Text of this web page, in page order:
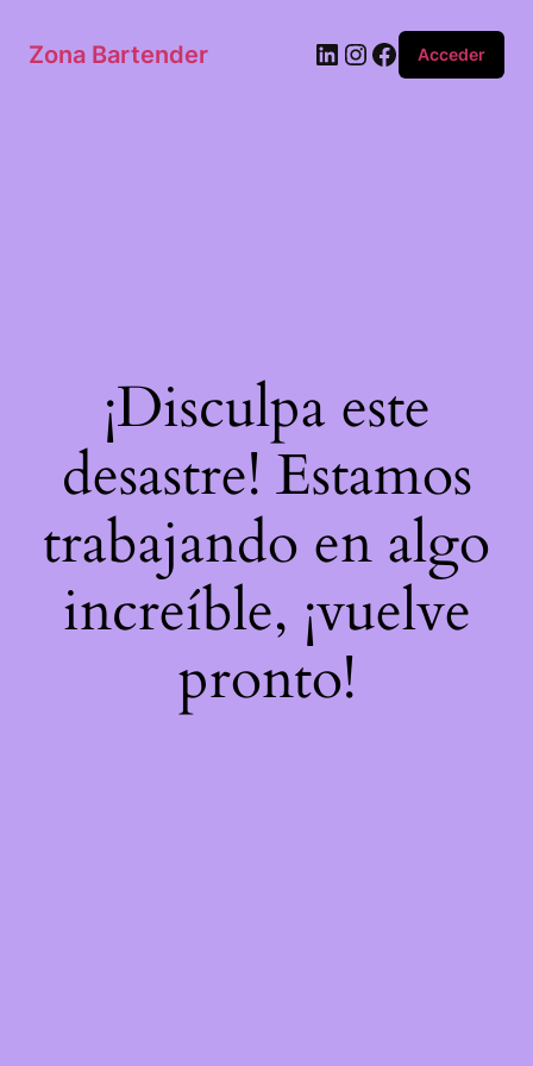
Zona Bartender Acceder
¡Disculpa este
desastre! Estamos
trabajando en algo
increíble, ¡vuelve
pronto!